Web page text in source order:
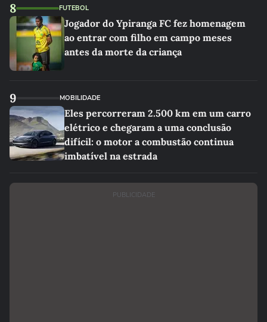
8 FUTEBOL
Jogador do Ypiranga FC fez homenagem
ao entrar com filho em campo meses
antes da morte da criança
9 MOBILIDADE
Eles percorreram 2.500 km em um carro
elétrico e chegaram a uma conclusão
difícil: o motor a combustão continua
imbatível na estrada
PUBLICIDADE